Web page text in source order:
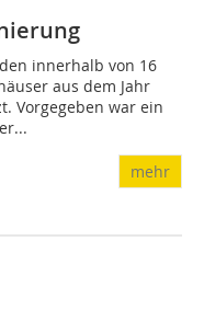
innerhalb von 16
aus dem Jahr
Vorgegeben war ein
mehr